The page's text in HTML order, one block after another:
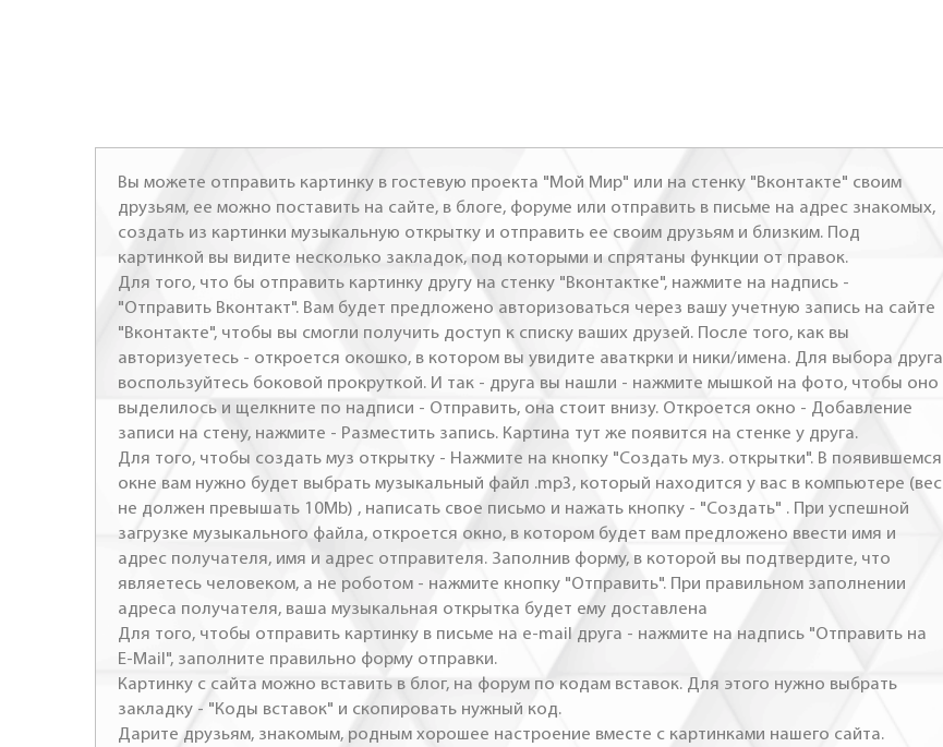
Вы можете отправить картинку в гостевую проекта "Мой Мир" или на стенку "Вконтакте" своим
друзьям, ее можно поставить на сайте, в блоге, форуме или отправить в письме на адрес знакомых,
создать из картинки музыкальную открытку и отправить ее своим друзьям и близким. Под
картинкой вы видите несколько закладок, под которыми и спрятаны функции от правок.
Для того, что бы отправить картинку другу на стенку "Вконтактке", нажмите на надпись -
"Отправить Вконтакт". Вам будет предложено авторизоваться через вашу учетную запись на сайте
"Вконтакте", чтобы вы смогли получить доступ к списку ваших друзей. После того, как вы
авторизуетесь - откроется окошко, в котором вы увидите аваткрки и ники/имена. Для выбора друга
воспользуйтесь боковой прокруткой. И так - друга вы нашли - нажмите мышкой на фото, чтобы оно
выделилось и щелкните по надписи - Отправить, она стоит внизу. Откроется окно - Добавление
записи на стену, нажмите - Разместить запись. Картина тут же появится на стенке у друга.
Для того, чтобы создать муз открытку - Нажмите на кнопку "Создать муз. открытки". В появившемся
окне вам нужно будет выбрать музыкальный файл .mp3, который находится у вас в компьютере (вес
не должен превышать 10Mb) , написать свое письмо и нажать кнопку - "Создать" . При успешной
загрузке музыкального файла, откроется окно, в котором будет вам предложено ввести имя и
адрес получателя, имя и адрес отправителя. Заполнив форму, в которой вы подтвердите, что
являетесь человеком, а не роботом - нажмите кнопку "Отправить". При правильном заполнении
адреса получателя, ваша музыкальная открытка будет ему доставлена
Для того, чтобы отправить картинку в письме на e-mail друга - нажмите на надпись "Отправить на
E-Mail", заполните правильно форму отправки.
Картинку с сайта можно вставить в блог, на форум по кодам вставок. Для этого нужно выбрать
закладку - "Коды вставок" и скопировать нужный код.
Дарите друзьям, знакомым, родным хорошее настроение вместе с картинками нашего сайта.